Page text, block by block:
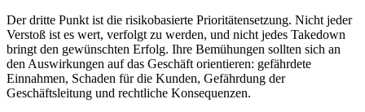
Der dritte Punkt ist die risikobasierte Prioritätensetzung. Nicht jeder
Verstoß ist es wert, verfolgt zu werden, und nicht jedes Takedown
bringt den gewünschten Erfolg. Ihre Bemühungen sollten sich an
den Auswirkungen auf das Geschäft orientieren: gefährdete
Einnahmen, Schaden für die Kunden, Gefährdung der
Geschäftsleitung und rechtliche Konsequenzen.